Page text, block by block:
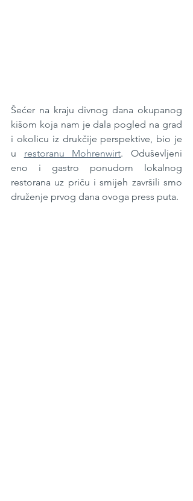
Šećer na kraju divnog dana okupanog
kišom koja nam je dala pogled na grad
i okolicu iz drukčije perspektive, bio je
u restoranu Mohrenwirt. Oduševljeni
eno i gastro ponudom lokalnog
restorana uz priču i smijeh završili smo
druženje prvog dana ovoga press puta.